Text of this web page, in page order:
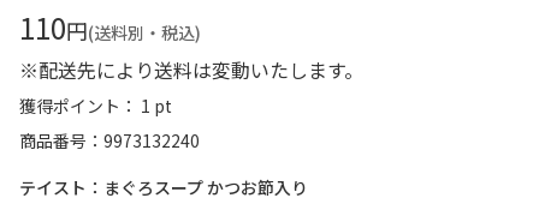
110円(送料別・税込)
※配送先により送料は変動いたします。
獲得ポイント： 1 pt
商品番号
9973132240
テイスト：まぐろスープ かつお節入り